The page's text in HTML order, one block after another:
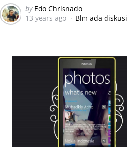
Posted
by
by Edo Chrisnado
13 years ago
Blm ada diskusi